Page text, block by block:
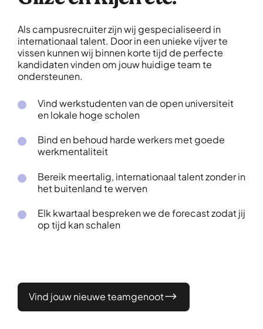
Als campusrecruiter zijn wij gespecialiseerd in
internationaal talent. Door in een unieke vijver te
vissen kunnen wij binnen korte tijd de perfecte
kandidaten vinden om jouw huidige team te
ondersteunen.
Vind werkstudenten van de open universiteit
en lokale hoge scholen
Bind en behoud harde werkers met goede
werkmentaliteit
Bereik meertalig, internationaal talent zonder in
het buitenland te werven
Elk kwartaal bespreken we de forecast zodat jij
op tijd kan schalen
Vind jouw nieuwe teamgenoot